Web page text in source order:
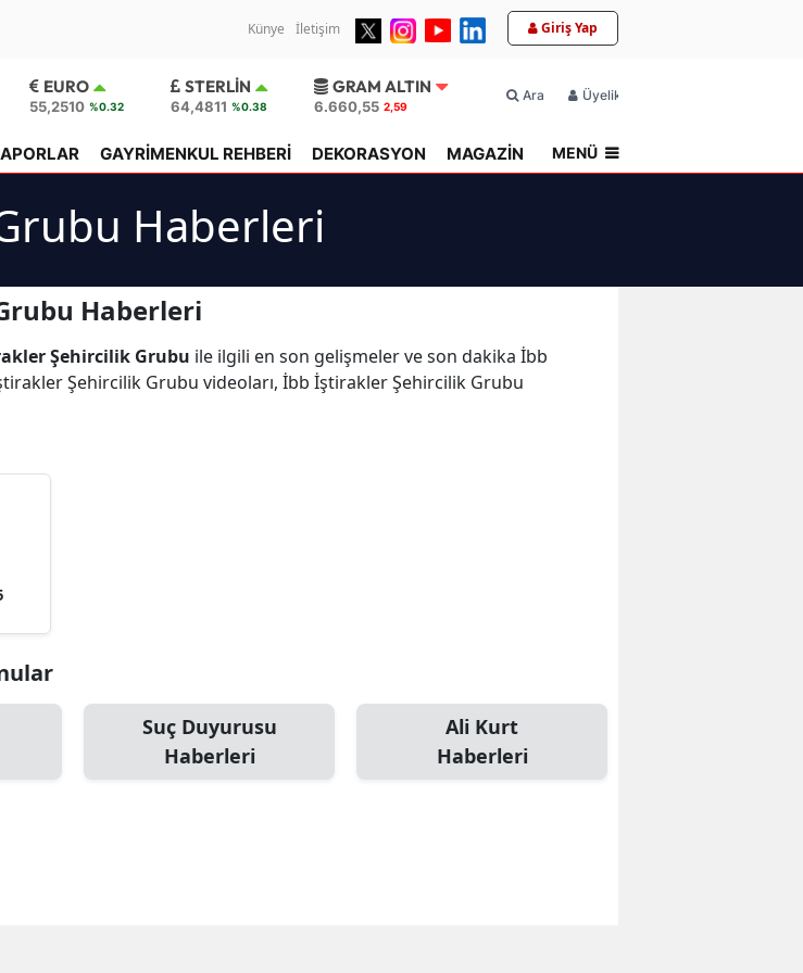
Künye İletişim Giriş Yap
EURO
55,2510 %0.32
STERLIN
64,4811 %0.38
GRAM ALTIN
6.660,55 2,59
Ara Üyelik
GAYRİMENKUL REHBERİ DEKORASYON MAGAZİN TOPLU KONUT
MENÜ
Haberleri
Haberleri
Şehircilik Grubu ile ilgili en son gelişmeler ve son dakika İbb
Şehircilik Grubu videoları, İbb İştirakler Şehircilik Grubu
Suç Duyurusu
Haberleri
Ali Kurt
Haberleri